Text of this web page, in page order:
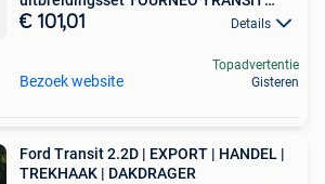
CUST
€ 101,01 Details
Bezoek website
Topadvertentie
Gisteren
Ford Transit 2.2D | EXPORT | HANDEL |
TREKHAAK | DAKDRAGER